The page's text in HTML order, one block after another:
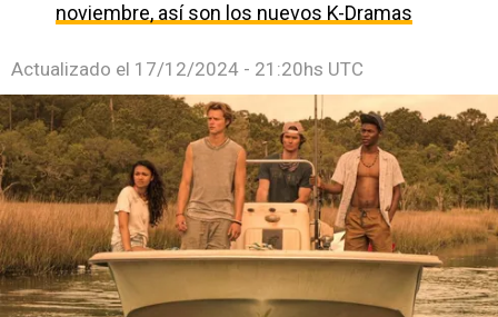
noviembre, así son los nuevos K-Dramas
Actualizado el 17/12/2024 - 21:20hs UTC